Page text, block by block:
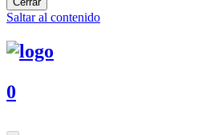
Saltar al contenido
0